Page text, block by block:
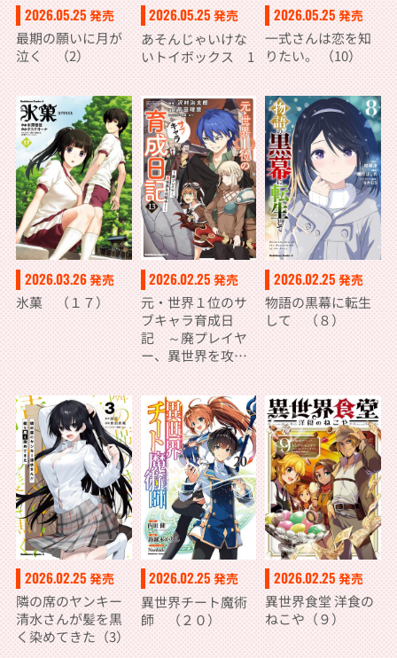
2026.05.25 発売
最期の願いに月が
泣く （2）
2026.05.25 発売
あそんじゃいけな
いトイボックス 1
2026.05.25 発売
一式さんは恋を知
りたい。 （10）
2026.03.26発売
氷菓 （１７）
2026.02.25 発売
元・世界１位のサ
ブキャラ育成日
記 ～廃プレイヤ
ー、異世界を攻略
2026.02.25 発売
物語の黒幕に転生
して （８）
2026.02.25 発売
隣の席のヤンキー
清水さんが髪を黒
く染めてきた（3）
2026.02.25 発売
異世界チート魔術
師 （２０）
2026.02.25 発売
異世界食堂 洋食の
ねこや（９）